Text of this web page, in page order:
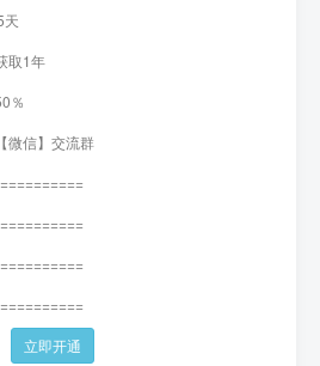
天
取1年
％
微信】交流群
立即开通